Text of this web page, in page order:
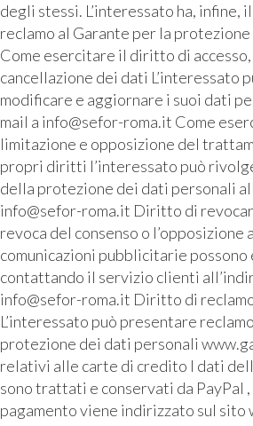
degli stessi. L’interessato ha,
reclamo al Garante per la
Come esercitare il diritto di
cancellazione dei dati L’interessato
modificare e aggiornare i suoi dati
mail a info@sefor-roma.it Come
limitazione e opposizione del
propri diritti l’interessato può
della protezione dei dati personali
info@sefor-roma.it Diritto di
revoca del consenso o l’opposizione
comunicazioni pubblicitarie
contattando il servizio clienti
info@sefor-roma.it Diritto di
L’interessato può presentare
protezione dei dati personali
relativi alle carte di credito I dati
sono trattati e conservati da PayPal
pagamento viene indirizzato sul sito